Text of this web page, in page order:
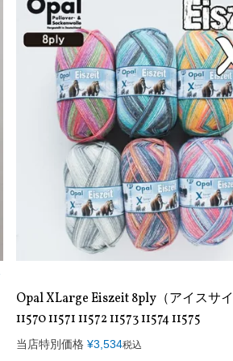
Opal XLarge Eiszeit 8ply（アイスサイ
11570 11571 11572 11573 11574 11575
当店特別価格 ¥3,534税込